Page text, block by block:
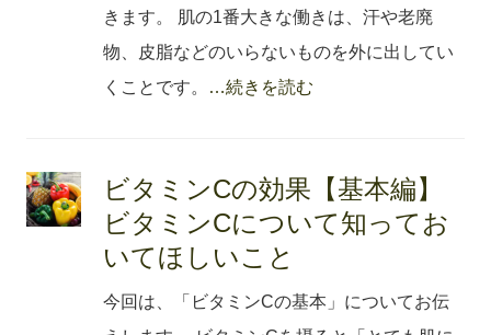
きます。 肌の1番大きな働きは、汗や老廃
物、皮脂などのいらないものを外に出してい
くことです。
…続きを読む
ビタミンCの効果【基本編】
ビタミンCについて知ってお
いてほしいこと
今回は、「ビタミンCの基本」についてお伝